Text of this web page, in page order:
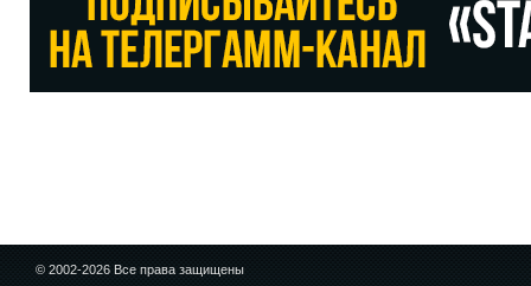
© 2002-2026 Все права защищены